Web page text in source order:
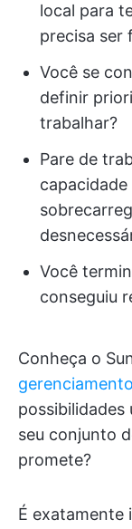
local para
precisa ser
Você se
definir
trabalhar?
Pare de
Você
conseguiu
Conheça o
possibilidades
seu conjunto
promete?
É exatamente